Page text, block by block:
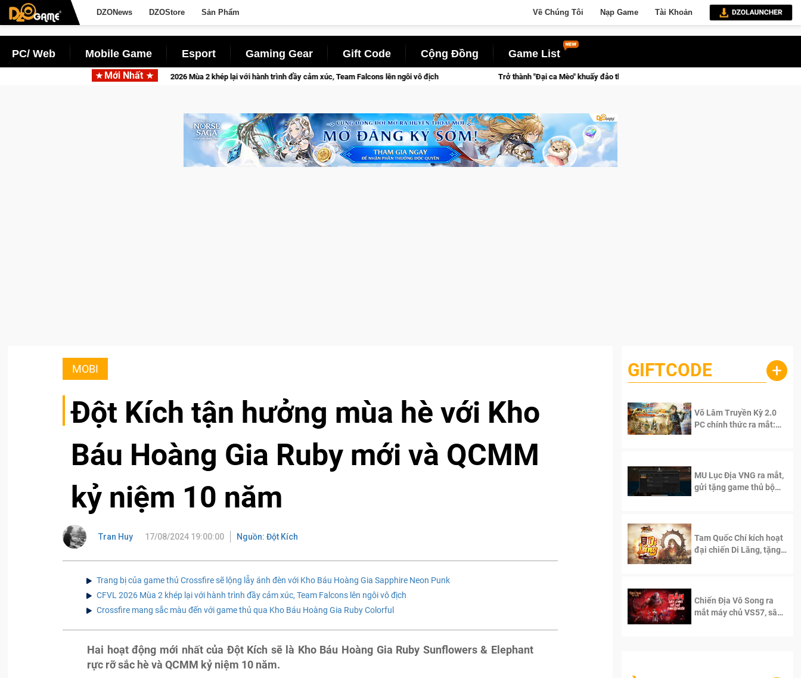
DZONews DZOStore Sản Phẩm Về Chúng Tôi Nạp Game Tài Khoản
PC/ Web Mobile Game Esport Gaming Gear Gift Code Cộng Đồng Game List
Mới Nhất
CFVL 2026 Mùa 2 khép lại với hành trình đầy cảm xúc, Team Falcons lên ngôi vô địch Trở thành "Đại ca Mèo" khuấy đảo thế giới ngầm trong Cat Mafia
MOBI
Đột Kích tận hưởng mùa hè với Kho
Báu Hoàng Gia Ruby mới và QCMM
kỷ niệm 10 năm
Tran Huy 17/08/2024 19:00:00 Nguồn: Đột Kích
Trang bị của game thủ Crossfire sẽ lộng lẫy ánh đèn với Kho Báu Hoàng Gia Sapphire Neon Punk
CFVL 2026 Mùa 2 khép lại với hành trình đầy cảm xúc, Team Falcons lên ngôi vô địch
Crossfire mang sắc màu đến với game thủ qua Kho Báu Hoàng Gia Ruby Colorful
Hai hoạt động mới nhất của Đột Kích sẽ là Kho Báu Hoàng Gia Ruby Sunflowers & Elephant
rực rỡ sắc hè và QCMM kỷ niệm 10 năm.
GIFTCODE +
Võ Lâm Truyền Kỳ 2.0
PC chính thức ra mắt:
MU Lục Địa VNG ra mắt,
gửi tặng game thủ bộ
Tam Quốc Chí kích hoạt
đại chiến Di Lăng, tặng
Chiến Địa Vô Song ra
mắt máy chủ VS57, sân